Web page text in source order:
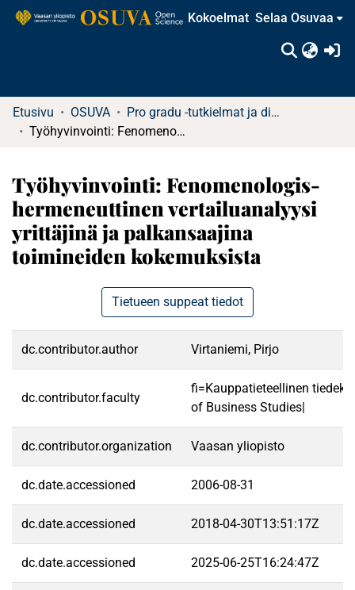
Kokoelmat Selaa Osuvaa
Etusivu OSUVA
Pro gradu -tutkielmat ja diplomityöt
Työhyvinvointi: Fenomenologis-hermeneuttinen vertailuanalyysi yrittäjinä ja palkansaajina toimineiden kokemuksista
Työhyvinvointi: Fenomenologis-
hermeneuttinen vertailuanalyysi
yrittäjinä ja palkansaajina
toimineiden kokemuksista
Tietueen suppeat tiedot
dc.contributor.author Virtaniemi, Pirjo
dc.contributor.faculty
fi=Kauppatieteellinen
of Business Studies|
dc.contributor.organization Vaasan yliopisto
dc.date.accessioned 2006-08-31
dc.date.accessioned 2018-04-30T13:51:17Z
dc.date.accessioned 2025-06-25T16:24:47Z